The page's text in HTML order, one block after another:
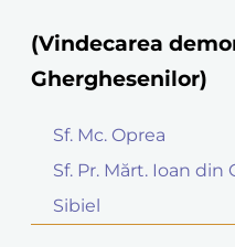
(Vindecarea
Gherghesenilor)
Sf. Mc. Oprea
Sf. Pr. Mărt. Ioan din
Sibiel